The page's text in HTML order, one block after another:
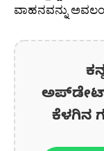
ವಾಹನವನ್ನು
ಕೆಳಗಿನ